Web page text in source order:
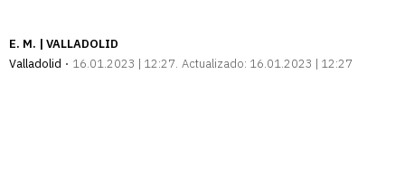
E. M. | VALLADOLID
Valladolid
16.01.2023 | 12:27 Actualizado: 16.01.2023 | 12:27